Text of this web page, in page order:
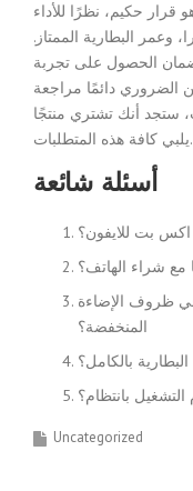
حكيم، نظرًا للأداء
وعمر البطارية الممتاز.
ضمان الحصول على تجربة
الضروري دائمًا مراجعة
ستجد أنك تشتري منتجًا
يلبي كافة هذه المتطلبات.
أسئلة شائعة
بت للايفون؟
شراء الهاتف؟
في ظروف الإضاءة
المنخفضة؟
بالكامل؟
بانتظام؟
Uncategorized